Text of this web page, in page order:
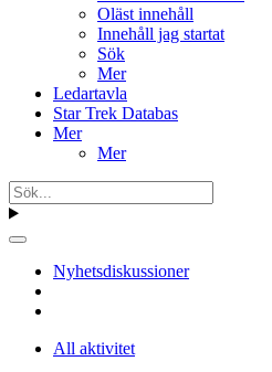
Oläst innehåll
Innehåll jag startat
Sök
Mer
Ledartavla
Star Trek Databas
Mer
Mer
Nyhetsdiskussioner
All aktivitet